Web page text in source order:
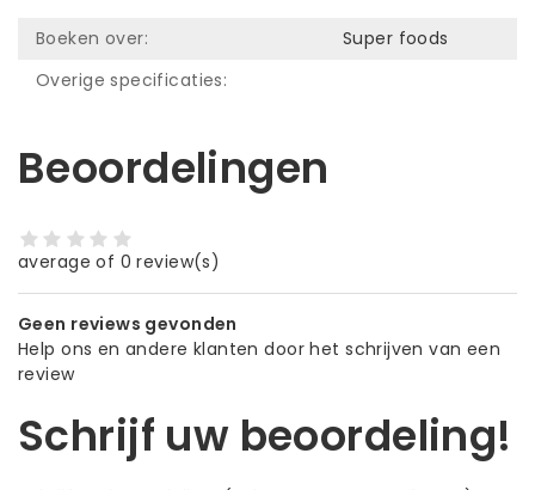
Boeken over:
Super foods
Overige specificaties:
Beoordelingen
average of 0 review(s)
Geen reviews gevonden
Help ons en andere klanten door het schrijven van een
review
Schrijf uw beoordeling!